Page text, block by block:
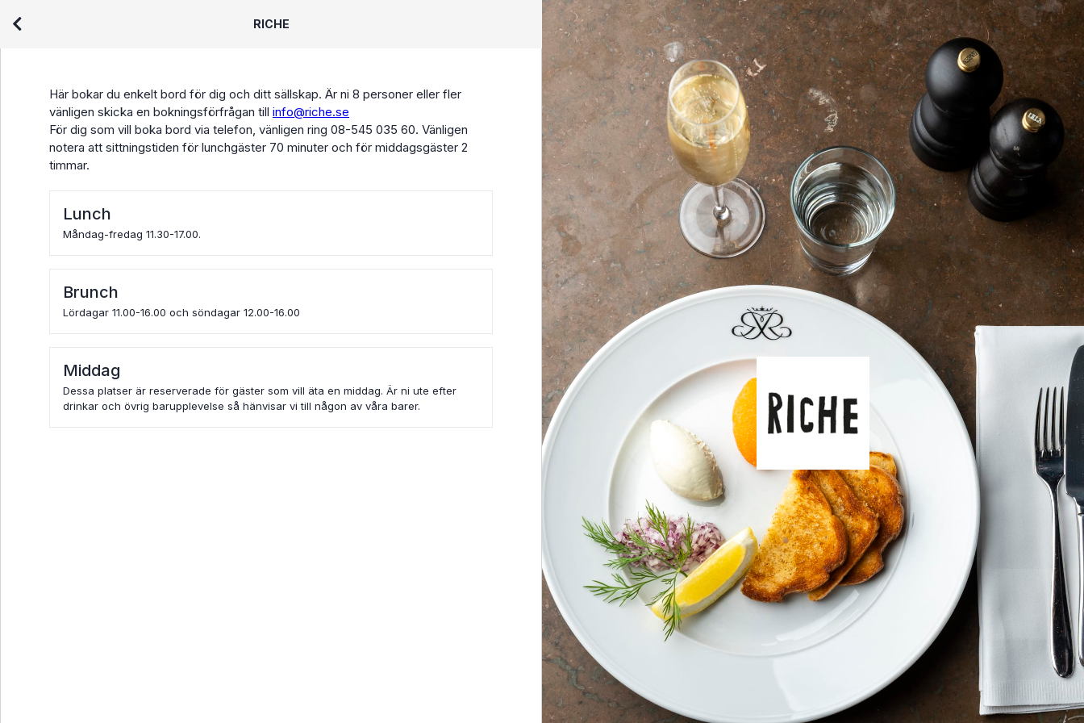
RICHE
Här bokar du enkelt bord för dig och ditt sällskap. Är ni 8 personer eller fler
vänligen skicka en bokningsförfrågan till info@riche.se
För dig som vill boka bord via telefon, vänligen ring 08-545 035 60. Vänligen
notera att sittningstiden för lunchgäster 70 minuter och för middagsgäster 2
timmar.
Lunch
Måndag-fredag 11.30-17.00.
Brunch
Lördagar 11.00-16.00 och söndagar 12.00-16.00
Middag
Dessa platser är reserverade för gäster som vill äta en middag. Är ni ute efter
drinkar och övrig barupplevelse så hänvisar vi till någon av våra barer.